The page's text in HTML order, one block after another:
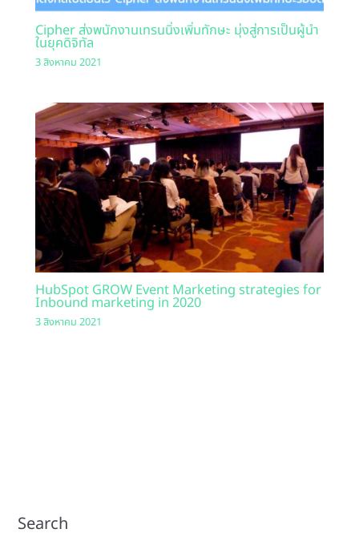
Cipher ส่งพนักงานเทรนนิ่งเพิ่มทักษะ มุ่งสู่การเป็นผู้นำ
ในยุคดิจิทัล
3 สิงหาคม 2021
HubSpot GROW Event Marketing strategies for
Inbound marketing in 2020
3 สิงหาคม 2021
Search